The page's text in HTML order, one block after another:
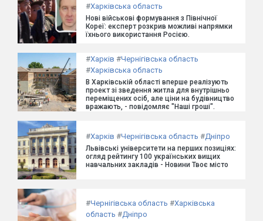
#Харківська область
Нові військові формування з Північної
Кореї: експерт розкрив можливі напрямки
їхнього використання Росією.
#Харків #Чернігівська область
#Харківська область
В Харківській області вперше реалізують
проект зі зведення житла для внутрішньо
переміщених осіб, але ціни на будівництво
вражають, - повідомляє "Наші гроші".
#Харків #Чернігівська область #Дніпро
Львівські університети на перших позиціях:
огляд рейтингу 100 українських вищих
навчальних закладів - Новини Твоє місто
#Чернігівська область #Харківська
область #Дніпро